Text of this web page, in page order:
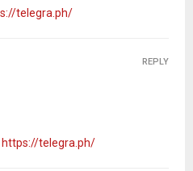
telegra.ph/
https://telegra.ph/
REPLY